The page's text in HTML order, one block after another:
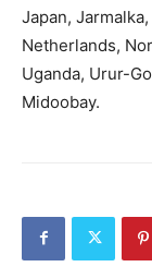
Japan,
Netherlands,
Uganda, Urur-
Midoobay.